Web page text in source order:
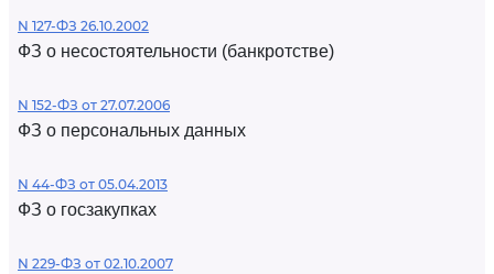
N 127-ФЗ 26.10.2002
ФЗ о несостоятельности (банкротстве)
N 152-ФЗ от 27.07.2006
ФЗ о персональных данных
N 44-ФЗ от 05.04.2013
ФЗ о госзакупках
N 229-ФЗ от 02.10.2007